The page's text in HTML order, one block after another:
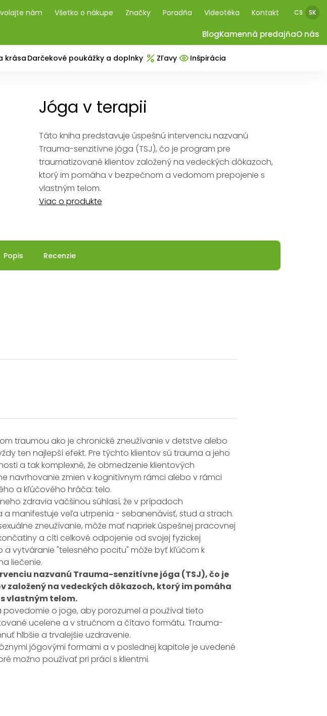
nám Všetko o nákupe Značky Poradňa Videotéka Kontakt CS SK
BlogKamenná predajňaO nás
krása Darčekové poukážky a doplnky Zľavy Inšpirácia
Jóga v terapii
Táto kniha predstavuje úspešnú intervenciu nazvanú
Trauma-senzitívne jóga (TSJ), čo je program pre
traumatizované klientov založený na vedeckých dôkazoch,
ktorý im pomáha v bezpečnom a vedomom prepojenie s
vlastným telom.
Viac o produkte
Popis Recenzie
traumou ako je chronické zneužívanie v detstve alebo
ten najlepší efekt. Pre týchto klientov sú trauma a jeho
a tak komplexné, že obmedzenie klientových
navrhovanie zmien v kognitívnym rámci alebo v rámci
a kľúčového hráča: telo.
zdravia väčšinou súhlasí, že v prípadoch
manifestuje veľa utrpenia - sebanenávisť, stud a strach.
zneužívanie, môže mať napriek úspešnej pracovnej
a cíti celkové odpojenie od svojej fyzickej
a vytváranie "telesného pocitu" môže byť kľúčom k
liečenie.
nazvanú Trauma-senzitívne jóga (TSJ), čo je
na vedeckých dôkazoch, ktorý im pomáha
vlastným telom.
povedomie o joge, aby porozumel a používal tieto
ucelene a v stručnom a čítavo formátu. Trauma-
hlbšie a trvalejšie uzdravenie.
jógovými formami a v poslednej kapitole je uvedené
možno používať pri práci s klientmi.